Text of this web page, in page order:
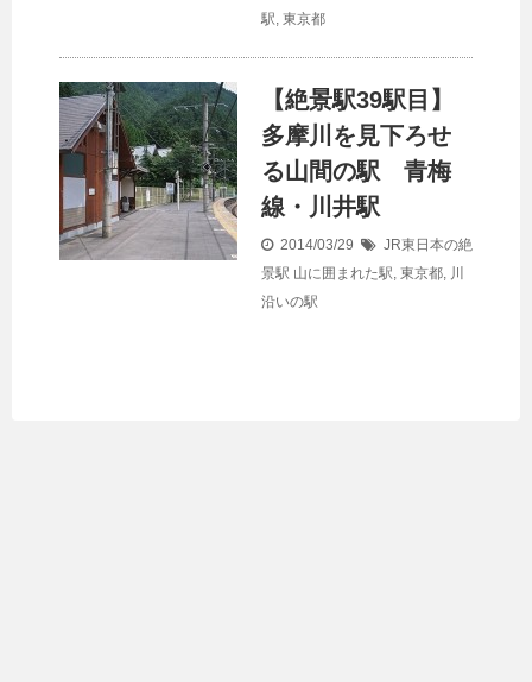
駅, 東京都
【絶景駅39駅目】
多摩川を見下ろせ
る山間の駅 青梅
線・川井駅
2014/03/29
JR東日本の絶
景駅 山に囲まれた駅, 東京都, 川
沿いの駅